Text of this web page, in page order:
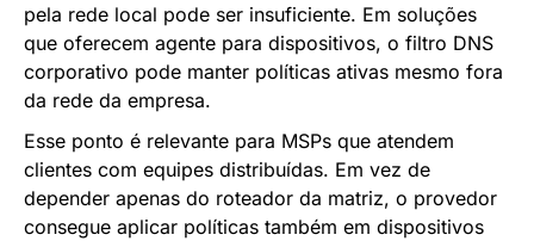
pela rede local pode ser insuficiente. Em soluções
que oferecem agente para dispositivos, o filtro DNS
corporativo pode manter políticas ativas mesmo fora
da rede da empresa.
Esse ponto é relevante para MSPs que atendem
clientes com equipes distribuídas. Em vez de
depender apenas do roteador da matriz, o provedor
consegue aplicar políticas também em dispositivos